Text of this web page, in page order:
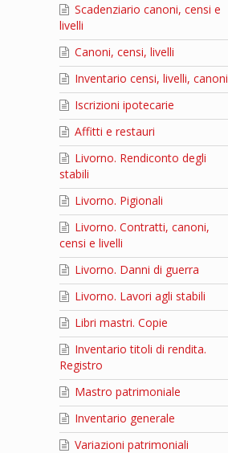
Scadenziario canoni, censi e
livelli
Canoni, censi, livelli
Inventario censi, livelli, canoni
Iscrizioni ipotecarie
Affitti e restauri
Livorno. Rendiconto degli
stabili
Livorno. Pigionali
Livorno. Contratti, canoni,
censi e livelli
Livorno. Danni di guerra
Livorno. Lavori agli stabili
Libri mastri. Copie
Inventario titoli di rendita.
Registro
Mastro patrimoniale
Inventario generale
Variazioni patrimoniali